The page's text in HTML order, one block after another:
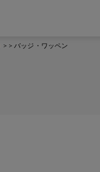
バッジ・ワッペン